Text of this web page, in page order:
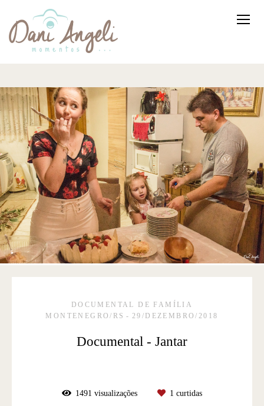
DOCUMENTAL DE FAMÍLIA
MONTENEGRO/RS
29/DEZEMBRO/2018
Documental - Jantar
1491 visualizações 1 curtidas